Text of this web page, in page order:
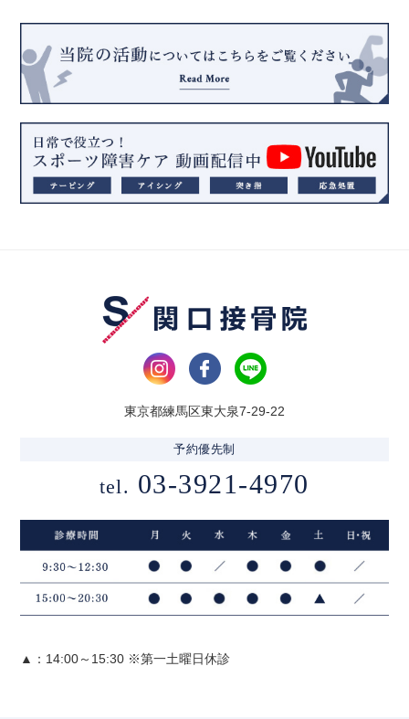
東京都練馬区東大泉7-29-22
tel. 03-3921-4970
予約優先制
▲：14:00～15:30 ※第一土曜日休診